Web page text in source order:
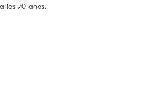
los 70 años.